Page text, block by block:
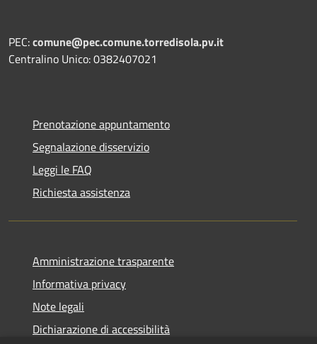
PEC:comune@pec.comune.torredisola.pv.it
Centralino Unico: 0382407021
Prenotazione appuntamento
Segnalazione disservizio
Leggi le FAQ
Richiesta assistenza
Amministrazione trasparente
Informativa privacy
Note legali
Dichiarazione di accessibilità